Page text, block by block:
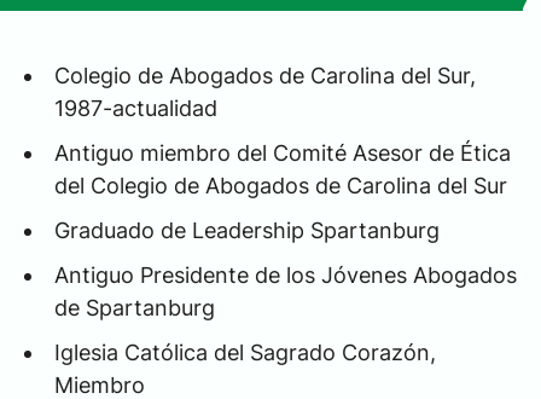
Colegio de Abogados de Carolina del Sur,
1987-actualidad
Antiguo miembro del Comité Asesor de Ética
del Colegio de Abogados de Carolina del Sur
Graduado de Leadership Spartanburg
Antiguo Presidente de los Jóvenes Abogados
de Spartanburg
Iglesia Católica del Sagrado Corazón,
Miembro